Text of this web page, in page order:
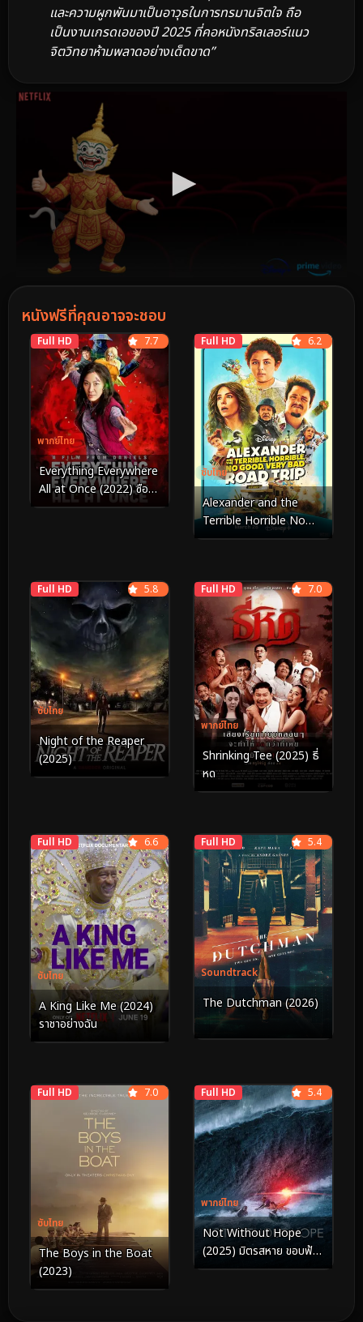
และความผูกพันมาเป็นอาวุธในการทรมานจิตใจ ถือ
เป็นงานเกรดเอของปี 2025 ที่คอหนังทริลเลอร์แนว
จิตวิทยาห้ามพลาดอย่างเด็ดขาด”
หนังฟรีที่คุณอาจจะชอบ
Full HD
พากย์ไทย
7.7
Everything Everywhere
All at Once (2022) ซือเจ๊
ทะลุมัลติเวิร์ส
Full HD
ซับไทย
6.2
Alexander and the
Terrible Horrible No
Good Very Bad Road
Full HD
ซับไทย
5.8
Night of the Reaper
(2025)
Full HD
พากย์ไทย
7.0
Shrinking Tee (2025) ธี่
หด
Full HD
ซับไทย
6.6
A King Like Me (2024)
ราชาอย่างฉัน
Full HD
Soundtrack
5.4
The Dutchman (2026)
Full HD
ซับไทย
7.0
The Boys in the Boat
(2023)
Full HD
พากย์ไทย
5.4
Not Without Hope
(2025) มิตรสหาย ขอบฟ้า
ความหวัง